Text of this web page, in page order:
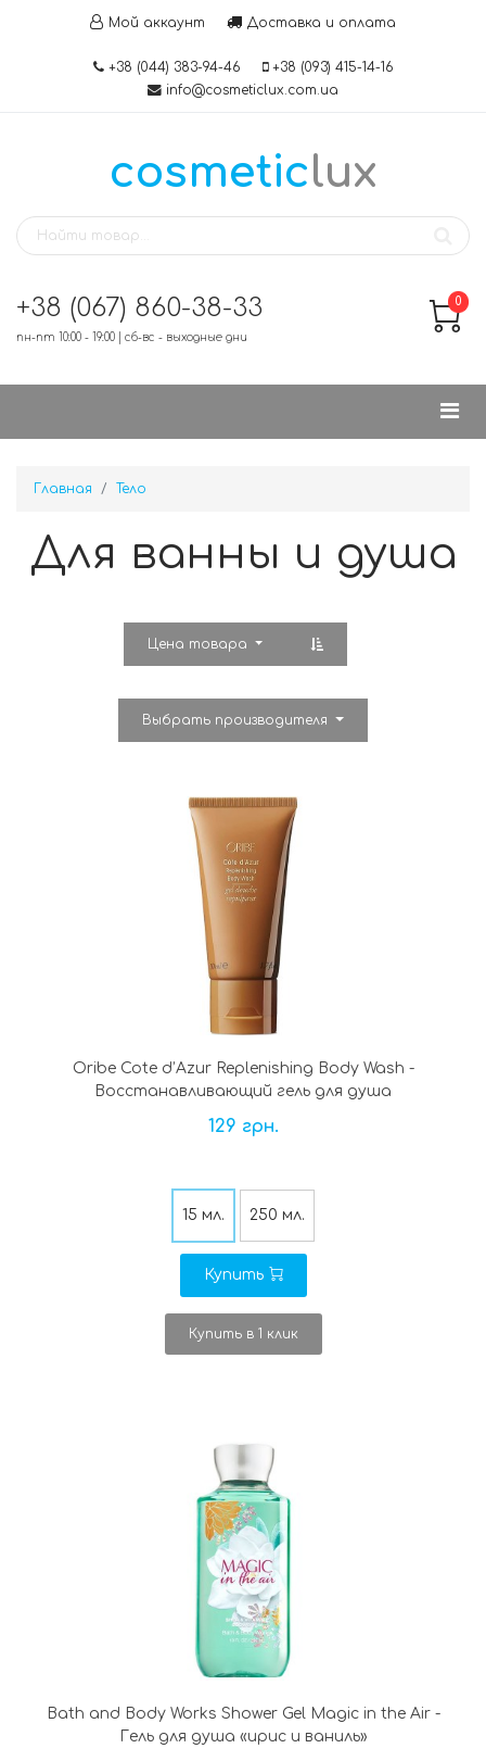
Мой аккаунт Доставка и оплата
+38 (044) 383-94-46
+38 (093) 415-14-16
info@cosmeticlux.com.ua
cosmeticlux
+38 (067) 860-38-33
пн-пт 10:00 - 19:00 | сб-вс - выходные дни
0
Главная Тело
Для ванны и душа
Цена товара
Выбрать производителя
Oribe Cote d’Azur Replenishing Body Wash -
Восстанавливающий гель для душа
129 грн.
15 мл. 250 мл.
Купить
Купить в 1 клик
Bath and Body Works Shower Gel Magic in the Air -
Гель для душа «ирис и ваниль»